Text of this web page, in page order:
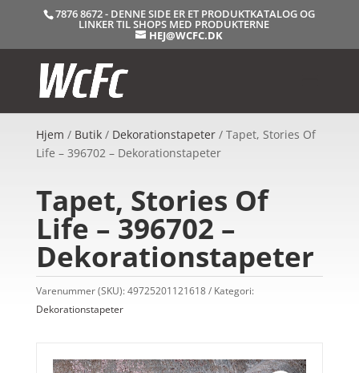
7876 8672 - DENNE SIDE ER ET PRODUKTKATALOG OG
LINKER TIL SHOPS MED PRODUKTERNE
HEJ@WCFC.DK
Hjem / Butik/ Dekorationstapeter/ Tapet, Stories Of
Life – 396702 – Dekorationstapeter
Tapet, Stories Of
Life – 396702 –
Dekorationstapeter
Varenummer (SKU):49725201121618
Kategori:
Dekorationstapeter